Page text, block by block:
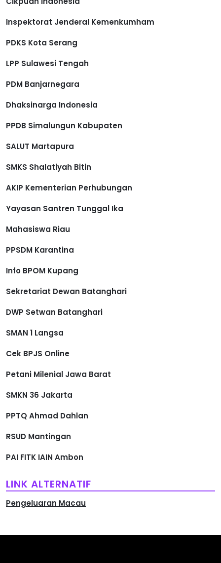
Inspektorat Jenderal Kemenkumham
PDKS Kota Serang
LPP Sulawesi Tengah
PDM Banjarnegara
Dhaksinarga Indonesia
PPDB Simalungun Kabupaten
SALUT Martapura
SMKS Shalatiyah Bitin
AKIP Kementerian Perhubungan
Yayasan Santren Tunggal Ika
Mahasiswa Riau
PPSDM Karantina
Info BPOM Kupang
Sekretariat Dewan Batanghari
DWP Setwan Batanghari
SMAN 1 Langsa
Cek BPJS Online
Petani Milenial Jawa Barat
SMKN 36 Jakarta
PPTQ Ahmad Dahlan
RSUD Mantingan
PAI FITK IAIN Ambon
LINK ALTERNATIF
Pengeluaran Macau